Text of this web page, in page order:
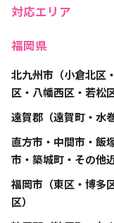
対応エリア
福岡県
北九州市（小倉北区
区・八幡西区・若松区
遠賀郡（遠賀町・水
直方市・中間市・飯
市・築城町・その他
福岡市（東区・博多
区）